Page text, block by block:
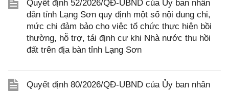
Quyết định 52/2026/QĐ-UBND của Ủy ban nhân
dân tỉnh Lạng Sơn quy định một số nội dung chi,
mức chi đảm bảo cho việc tổ chức thực hiện bồi
thường, hỗ trợ, tái định cư khi Nhà nước thu hồi
đất trên địa bàn tỉnh Lạng Sơn
Quyết định 80/2026/QĐ-UBND của Ủy ban nhân